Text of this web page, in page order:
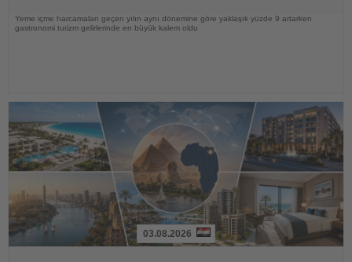
Yeme içme harcamaları geçen yılın aynı dönemine göre yaklaşık yüzde 9 artarken
gastronomi turizm gelirlerinde en büyük kalem oldu
03.08.2026